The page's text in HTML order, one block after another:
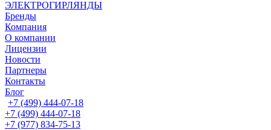
ЭЛЕКТРОГИРЛЯНДЫ
Бренды
Компания
О компании
Лицензии
Новости
Партнеры
Контакты
Блог
+7 (499) 444-07-18
+7 (499) 444-07-18
+7 (977) 834-75-13